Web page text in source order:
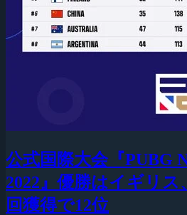
公式国際大会『PUBG
2022』優勝はイギリス
回獲得で12位